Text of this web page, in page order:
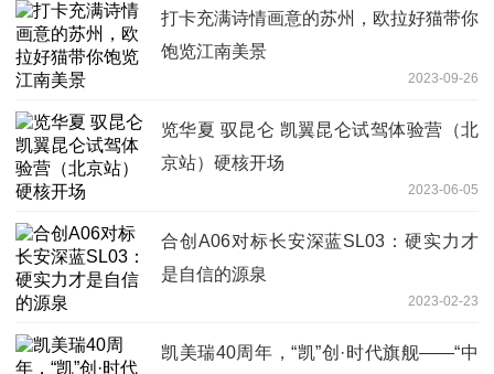
打卡充满诗情画意的苏州，欧拉好猫带你
饱览江南美景
2023-09-26
览华夏 驭昆仑 凯翼昆仑试驾体验营（北
京站）硬核开场
2023-06-05
合创A06对标长安深蓝SL03：硬实力才
是自信的源泉
2023-02-23
凯美瑞40周年，“凯”创·时代旗舰——“中